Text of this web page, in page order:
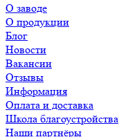
О заводе
О продукции
Блог
Новости
Вакансии
Отзывы
Информация
Оплата и доставка
Школа благоустройства
Наши партнёры